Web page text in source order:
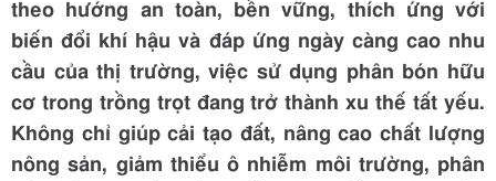
theo hướng an toàn, bền vững, thích ứng với
biến đổi khí hậu và đáp ứng ngày càng cao nhu
cầu của thị trường, việc sử dụng phân bón hữu
cơ trong trồng trọt đang trở thành xu thế tất yếu.
Không chỉ giúp cải tạo đất, nâng cao chất lượng
nông sản, giảm thiểu ô nhiễm môi trường, phân